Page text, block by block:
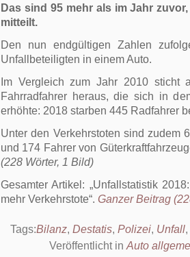
Das sind 95 mehr als im Jahr
mitteilt.
Den nun endgültigen Zahlen
Unfallbeteiligten in einem Auto.
Im Vergleich zum Jahr 2010 sticht
Fahrradfahrer heraus, die sich in
erhöhte: 2018 starben 445 Radfahrer
Unter den Verkehrstoten sind zudem
und 174 Fahrer von
(228 Wörter, 1 Bild)
Gesamter Artikel:
Unfallstatistik
mehr Verkehrstote . Ganzer Beitrag
Tags:Bilanz, Destatis, Polizei, Unfall,
Veröffentlicht in Auto